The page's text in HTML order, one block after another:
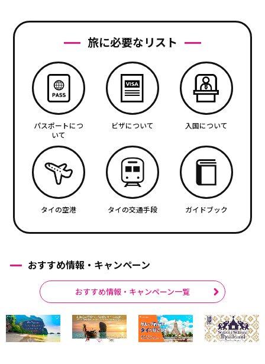
旅に必要なリスト
パスポートにつ
いて
ビザについて 入国について
タイの空港 タイの交通手段 ガイドブック
おすすめ情報・キャンペーン
おすすめ情報・キャンペーン一覧